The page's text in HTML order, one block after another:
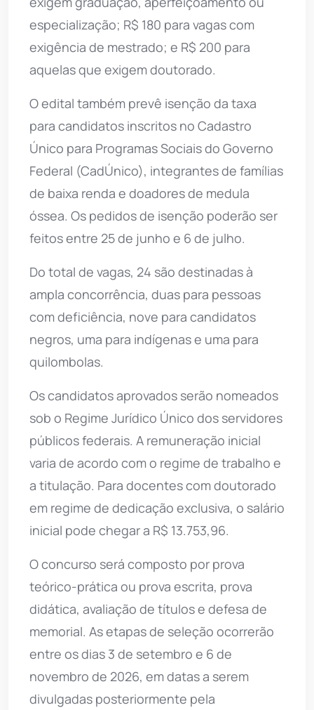
especialização; R$ 180 para vagas com
exigência de mestrado; e R$ 200 para
aquelas que exigem doutorado.
O edital também prevê isenção da taxa
para candidatos inscritos no Cadastro
Único para Programas Sociais do Governo
Federal (CadÚnico), integrantes de famílias
de baixa renda e doadores de medula
óssea. Os pedidos de isenção poderão ser
feitos entre 25 de junho e 6 de julho.
Do total de vagas, 24 são destinadas à
ampla concorrência, duas para pessoas
com deficiência, nove para candidatos
negros, uma para indígenas e uma para
quilombolas.
Os candidatos aprovados serão nomeados
sob o Regime Jurídico Único dos servidores
públicos federais. A remuneração inicial
varia de acordo com o regime de trabalho e
a titulação. Para docentes com doutorado
em regime de dedicação exclusiva, o salário
inicial pode chegar a R$ 13.753,96.
O concurso será composto por prova
teórico-prática ou prova escrita, prova
didática, avaliação de títulos e defesa de
memorial. As etapas de seleção ocorrerão
entre os dias 3 de setembro e 6 de
novembro de 2026, em datas a serem
divulgadas posteriormente pela